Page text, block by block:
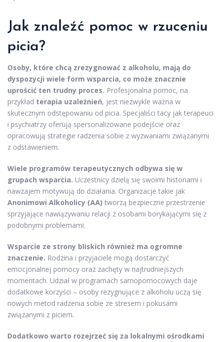
Jak znaleźć pomoc w rzuceniu
picia?
Osoby, które chcą zrezygnować z alkoholu, mają do
dyspozycji wiele form wsparcia, co może znacznie
uprościć ten trudny proces. Profesjonalna pomoc, na
przykład terapia uzależnień, jest niezwykle ważna w
skutecznym odstępowaniu od picia. Specjaliści tacy jak terapeuci
i psychiatrzy oferują spersonalizowane podejście oraz
opracowują strategie radzenia sobie z wyzwaniami związanymi
z odstawieniem.
Wiele programów terapeutycznych odbywa się w
grupach wsparcia. Uczestnicy dzielą się swoimi historiami i
nawzajem motywują do działania. Organizacje takie jak
Anonimowi Alkoholicy (AA) tworzą bezpieczne przestrzenie
sprzyjające nawiązywaniu relacji z osobami borykającymi się z
podobnymi problemami.
Wsparcie ze strony bliskich również ma ogromne
znaczenie. Rodzina i przyjaciele mogą dostarczyć
emocjonalnej pomocy oraz zachęty w najtrudniejszych
momentach. Udział w programach samopomocowych daje
dodatkowe korzyści – osoby rezygnujące z alkoholu uczą się
nowych metod radzenia sobie ze stresem i pokusami
związanymi z piciem.
Dodatkowo warto rozejrzeć się za lokalnymi ośrodkami